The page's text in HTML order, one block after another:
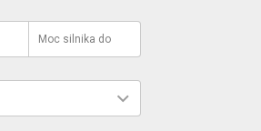
Moc silnika do